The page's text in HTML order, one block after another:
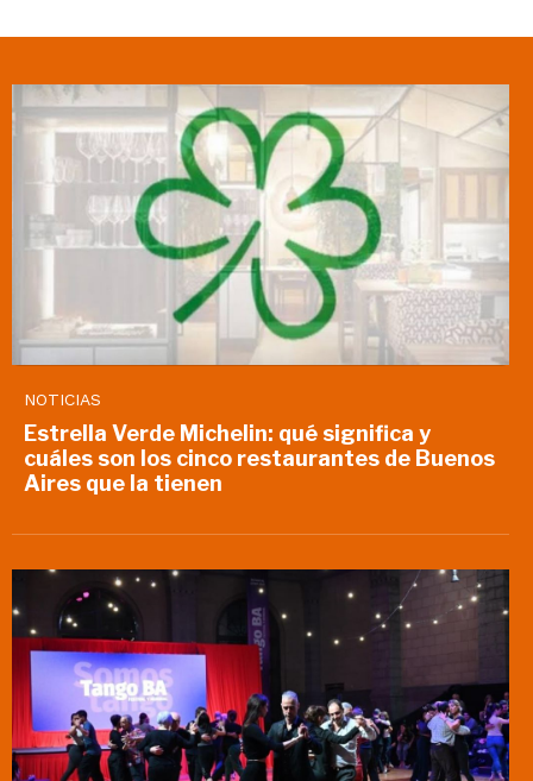
NOTICIAS
Estrella Verde Michelin: qué significa y
cuáles son los cinco restaurantes de Buenos
Aires que la tienen